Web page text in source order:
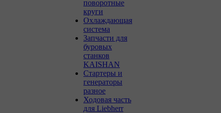
поворотные
круги
Охлаждающая
система
Запчасти для
буровых
станков
KAISHAN
Стартеры и
генераторы
разное
Ходовая часть
для Liebherr